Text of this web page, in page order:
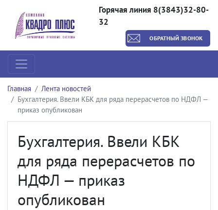
Горячая линия 8(3843)32-80-
32
ОБРАТНЫЙ ЗВОНОК
Главная
Лента новостей
Бухгалтерия. Ввели КБК для ряда перерасчетов по НДФЛ —
приказ опубликован
Бухгалтерия. Ввели КБК
для ряда перерасчетов по
НДФЛ — приказ
опубликован